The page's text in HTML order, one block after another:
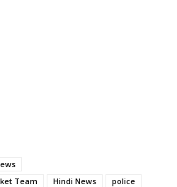
Team
Hindi News police